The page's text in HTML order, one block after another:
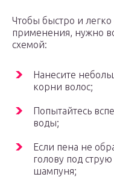
Чтобы быстро и легко
применения, нужно
схемой:
Нанесите
корни волос;
Попытайтесь
воды;
Если пена не
голову под
шампуня;